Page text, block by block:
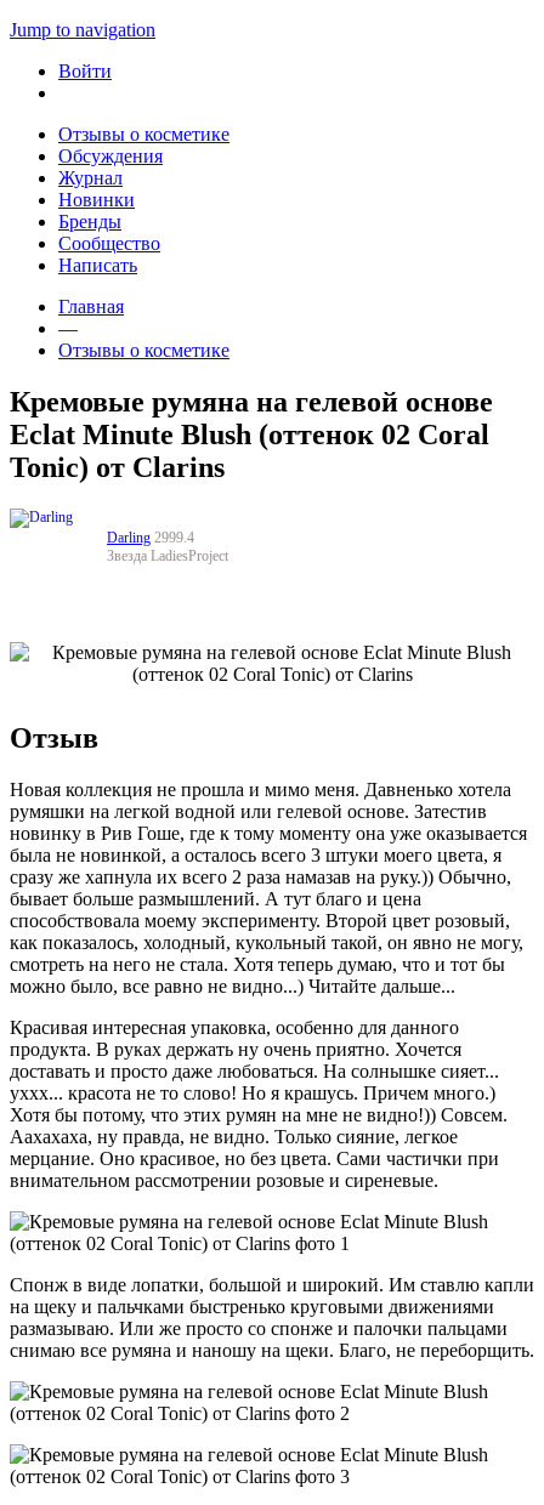
Jump to navigation
Войти
Отзывы о косметике
Обсуждения
Журнал
Новинки
Бренды
Сообщество
Написать
Главная
—
Отзывы о косметике
Кремовые румяна на гелевой основе
Eclat Minute Blush (оттенок 02 Coral
Tonic) от Clarins
Darling 2999.4
Звезда LadiesProject
Отзыв
Новая коллекция не прошла и мимо меня. Давненько хотела
румяшки на легкой водной или гелевой основе. Затестив
новинку в Рив Гоше, где к тому моменту она уже оказывается
была не новинкой, а осталось всего 3 штуки моего цвета, я
сразу же хапнула их всего 2 раза намазав на руку.)) Обычно,
бывает больше размышлений. А тут благо и цена
способствовала моему эксперименту. Второй цвет розовый,
как показалось, холодный, кукольный такой, он явно не могу,
смотреть на него не стала. Хотя теперь думаю, что и тот бы
можно было, все равно не видно...) Читайте дальше...
Красивая интересная упаковка, особенно для данного
продукта. В руках держать ну очень приятно. Хочется
доставать и просто даже любоваться. На солнышке сияет...
уххх... красота не то слово! Но я крашусь. Причем много.)
Хотя бы потому, что этих румян на мне не видно!)) Совсем.
Аахахаха, ну правда, не видно. Только сияние, легкое
мерцание. Оно красивое, но без цвета. Сами частички при
внимательном рассмотрении розовые и сиреневые.
Спонж в виде лопатки, большой и широкий. Им ставлю капли
на щеку и пальчками быстренько круговыми движениями
размазываю. Или же просто со спонже и палочки пальцами
снимаю все румяна и наношу на щеки. Благо, не переборщить.